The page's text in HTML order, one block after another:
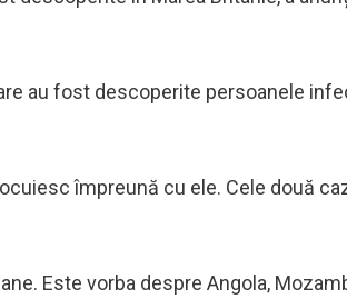
au fost descoperite persoanele
împreună cu ele. Cele două
Este vorba despre Angola,